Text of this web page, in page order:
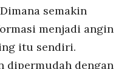
semakin
menjadi angin
itu sendiri.
dipermudah dengan